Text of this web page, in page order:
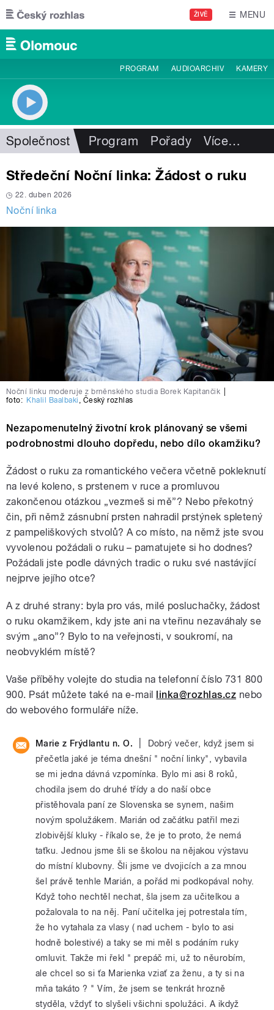
Přejít k hlavnímu obsahu
ŽIVĚ MENU
PROGRAM AUDIOARCHIV KAMERY
Společnost Program Pořady Více…
Středeční Noční linka: Žádost o ruku
22. duben 2026
Noční linka
Noční linku moderuje z brněnského studia Borek Kapitančik
foto: Khalil Baalbaki , Český rozhlas
Nezapomenutelný životní krok plánovaný se všemi
podrobnostmi dlouho dopředu, nebo dílo okamžiku?
Žádost o ruku za romantického večera včetně pokleknutí
na levé koleno, s prstenem v ruce a promluvou
zakončenou otázkou „vezmeš si mě”? Nebo překotný
čin, při němž zásnubní prsten nahradil prstýnek spletený
z pampeliškových stvolů? A co místo, na němž jste svou
vyvolenou požádali o ruku – pamatujete si ho dodnes?
Požádali jste podle dávných tradic o ruku své nastávjící
nejprve jejího otce?
A z druhé strany: byla pro vás, milé posluchačky, žádost
o ruku okamžikem, kdy jste ani na vteřinu nezaváhaly se
svým „ano”? Bylo to na veřejnosti, v soukromí, na
neobvyklém místě?
Vaše příběhy volejte do studia na telefonní číslo 731 800
900. Psát můžete také na e-mail linka@rozhlas.cz nebo
do webového formuláře níže.
Marie z Frýdlantu n. O.
Dobrý večer, když jsem si
přečetla jaké je téma dnešní " noční linky", vybavila
se mi jedna dávná vzpomínka. Bylo mi asi 8 roků,
chodila jsem do druhé třídy a do naší obce
přistěhovala paní ze Slovenska se synem, našim
novým spolužákem. Marián od začátku patřil mezi
zlobivější kluky - říkalo se, že je to proto, že nemá
taťku. Jednou jsme šli se školou na nějakou výstavu
do místní klubovny. Šli jsme ve dvojicích a za mnou
šel právě tenhle Marián, a pořád mi podkopával nohy.
Když toho nechtěl nechat, šla jsem za učitelkou a
požalovala to na něj. Paní učitelka jej potrestala tím,
že ho vytahala za vlasy ( nad uchem - bylo to asi
hodně bolestivé) a taky se mi měl s podáním ruky
omluvit. Takže mi řekl " prepáč mi, už to něurobím,
ale chcel so si ťa Marienka vziať za ženu, a ty si na
mňa takáto ? " Vím, že jsem se tenkrát hrozně
styděla, vždyť to slyšeli všichni spolužáci. A ikdyž